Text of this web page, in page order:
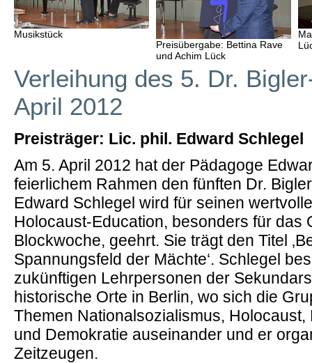
Musikstück
Preisübergabe: Bettina Rave
und Achim Lück
Verleihung des 5. Dr.
April 2012
Preisträger: Lic. phil. Edward Schlegel
Am 5. April 2012 hat der Pädagoge
feierlichem Rahmen den fünften Dr.
Edward Schlegel wird für seinen
Holocaust-Education, besonders für das
Blockwoche, geehrt. Sie trägt den Titel
Spannungsfeld der Mächte‘. Schlegel
zukünftigen Lehrpersonen der
historische Orte in Berlin, wo sich die
Themen Nationalsozialismus, Holocaust,
und Demokratie auseinander und er
Zeitzeugen.